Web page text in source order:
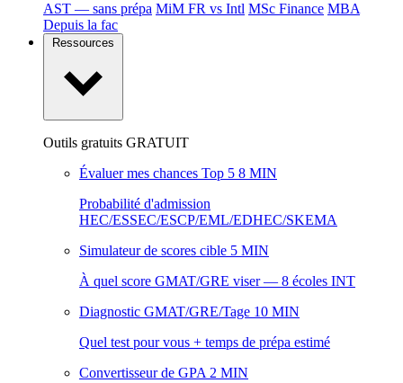
AST — sans prépa MiM FR vs Intl MSc Finance MBA
Depuis la fac
Outils gratuits GRATUIT
Évaluer mes chances Top 5 8 MIN
Probabilité d'admission
HEC/ESSEC/ESCP/EML/EDHEC/SKEMA
Simulateur de scores cible 5 MIN
À quel score GMAT/GRE viser — 8 écoles INT
Diagnostic GMAT/GRE/Tage 10 MIN
Quel test pour vous + temps de prépa estimé
Convertisseur de GPA 2 MIN